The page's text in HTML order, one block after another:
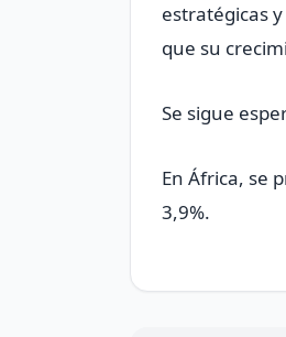
estratégicas
que ​su
Se sigue
En ​África, se
3,9%.